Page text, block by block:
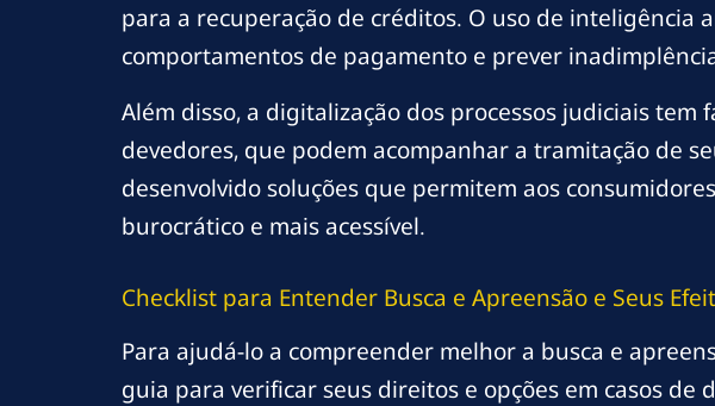
para a recuperação de créditos. O uso de
comportamentos de pagamento e prever
Além disso, a digitalização dos processos judiciais
devedores, que podem acompanhar a tramitação de
desenvolvido soluções que permitem aos
burocrático e mais acessível.
Checklist para Entender Busca e Apreensão e Seus
Para ajudá-lo a compreender melhor a busca e
guia para verificar seus direitos e opções em casos de